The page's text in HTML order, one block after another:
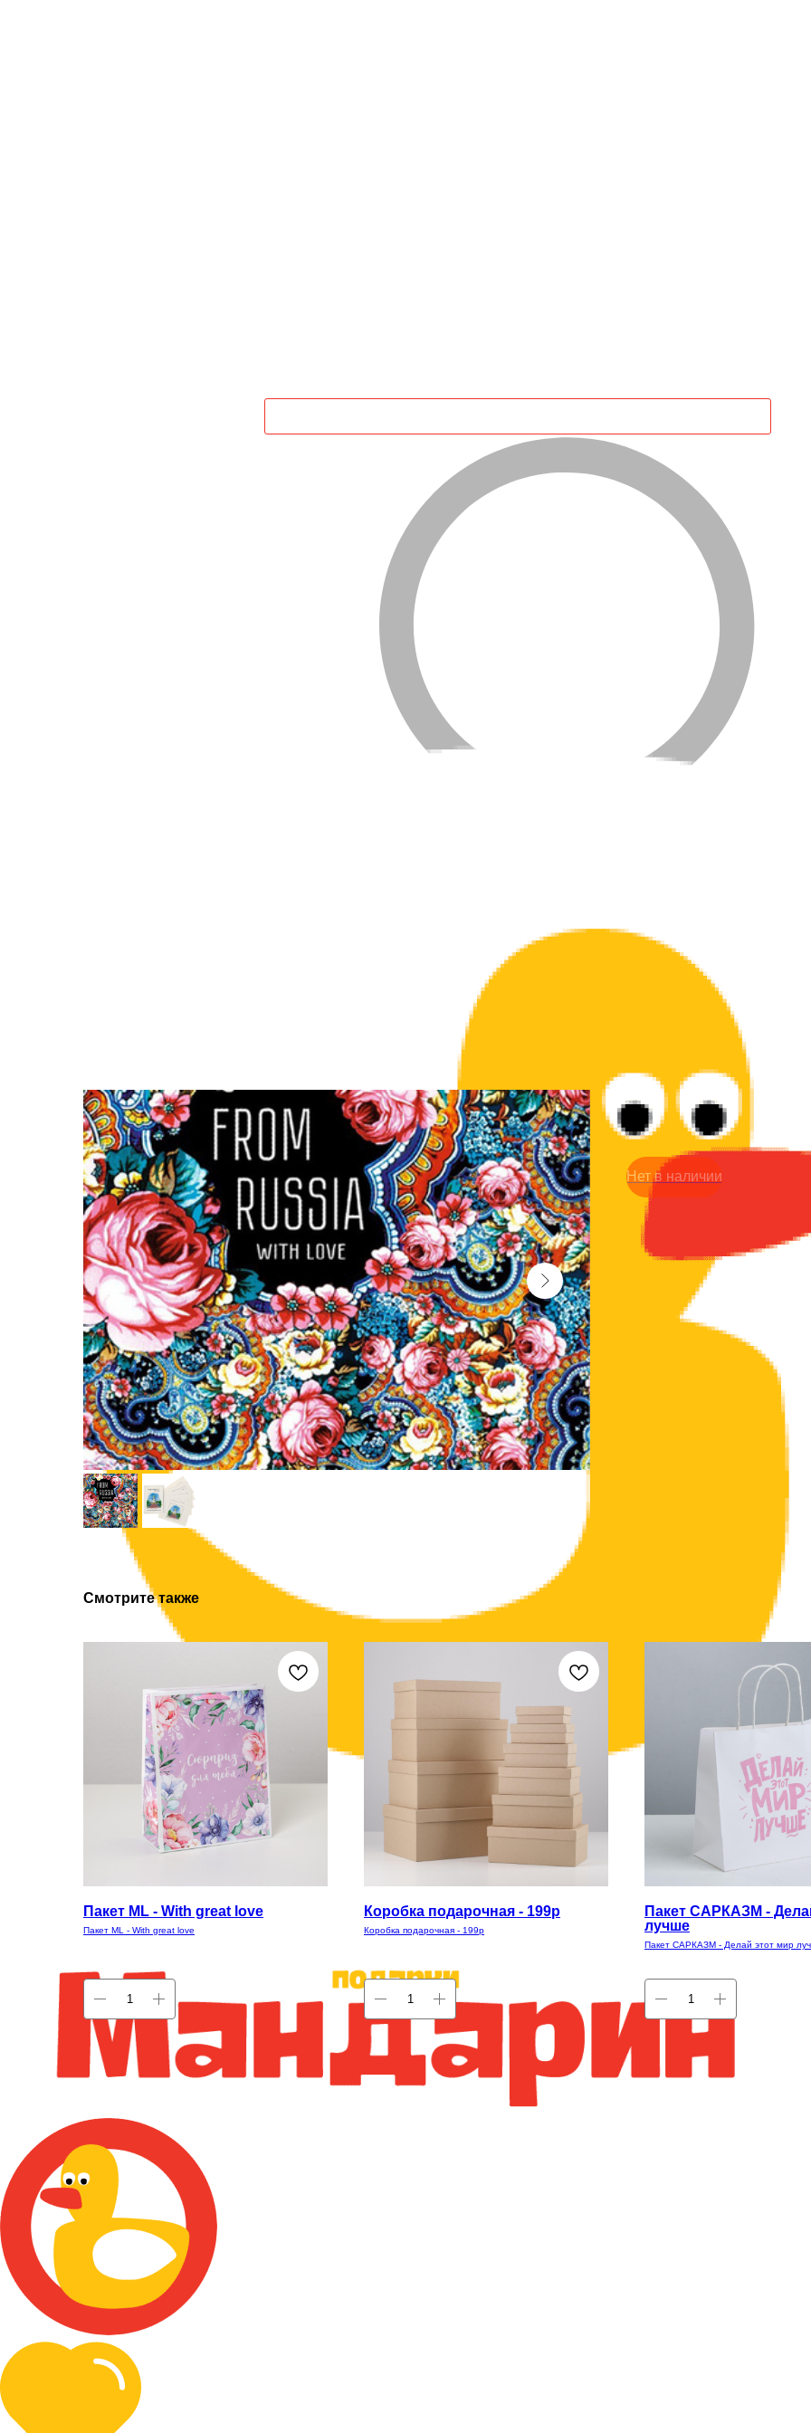
Открытка 50р -
50 р.
Нет в наличии
Разные открытки с символикой
Смотрите также
Пакет ML - With great love
Пакет ML - With great love
Коробка подарочная - 199р
Коробка подарочная - 199р
Пакет САРКАЗМ -
лучше
Пакет САРКАЗМ - Делай этот мир